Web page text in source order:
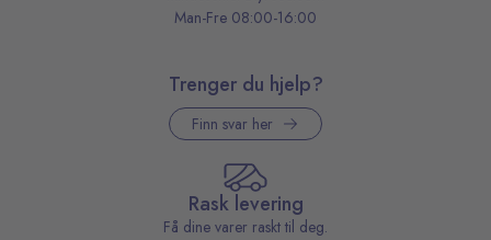
Man-Fre 08:00-16:00
Trenger du hjelp?
Finn svar her
Rask levering
Få dine varer raskt til deg.